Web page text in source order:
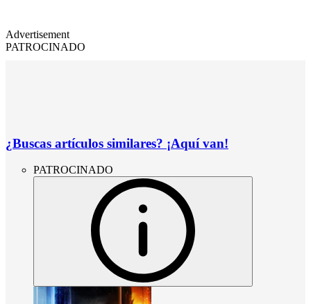
Advertisement
PATROCINADO
¿Buscas artículos similares? ¡Aquí van!
PATROCINADO